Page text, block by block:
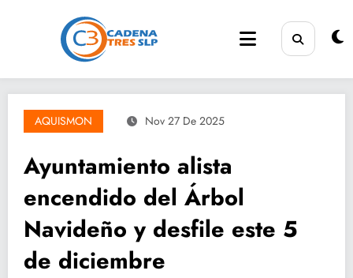
AQUISMON Nov 27 De 2025
Ayuntamiento alista
encendido del Árbol
Navideño y desfile este 5
de diciembre